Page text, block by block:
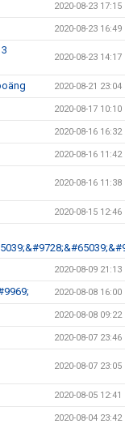
2020-08-23 17:15
2020-08-23 16:49
2020-08-23 14:17
2020-08-21 23:04
2020-08-17 10:10
2020-08-16 16:32
2020-08-16 11:42
2020-08-16 11:38
2020-08-15 12:46
2020-08-09 21:13
2020-08-08 16:00
2020-08-08 09:22
2020-08-07 23:46
2020-08-07 23:05
2020-08-05 12:41
2020-08-04 23:42